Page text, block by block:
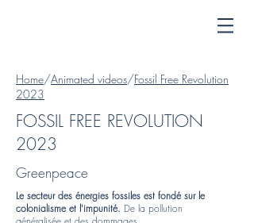
Home/Animated videos/Fossil Free Revolution
2023
FOSSIL FREE REVOLUTION
2023
Greenpeace
Le secteur des énergies fossiles est fondé sur le
colonialisme et l'impunité. De la pollution